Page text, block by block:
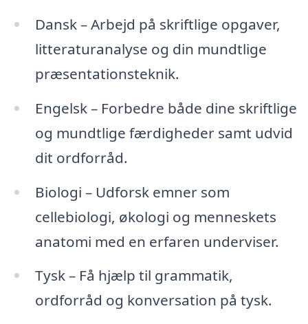
Dansk – Arbejd på skriftlige opgaver,
litteraturanalyse og din mundtlige
præsentationsteknik.
Engelsk – Forbedre både dine skriftlige
og mundtlige færdigheder samt udvid
dit ordforråd.
Biologi – Udforsk emner som
cellebiologi, økologi og menneskets
anatomi med en erfaren underviser.
Tysk – Få hjælp til grammatik,
ordforråd og konversation på tysk.